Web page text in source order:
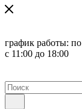
график работы:
с 11:00 до 18:00